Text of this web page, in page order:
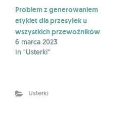
Problem z generowaniem
etykiet dla przesyłek u
wszystkich przewoźników
6 marca 2023
In "Usterki"
Usterki